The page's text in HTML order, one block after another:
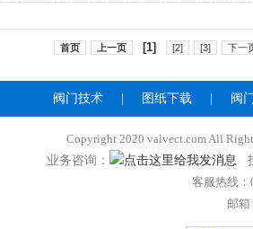
首页 上一页 [1] [2] [3] 下一
阀门技术 图纸下载 阀
Copyright 2020 valvect.com All
业务咨询：
客服热线：
邮箱